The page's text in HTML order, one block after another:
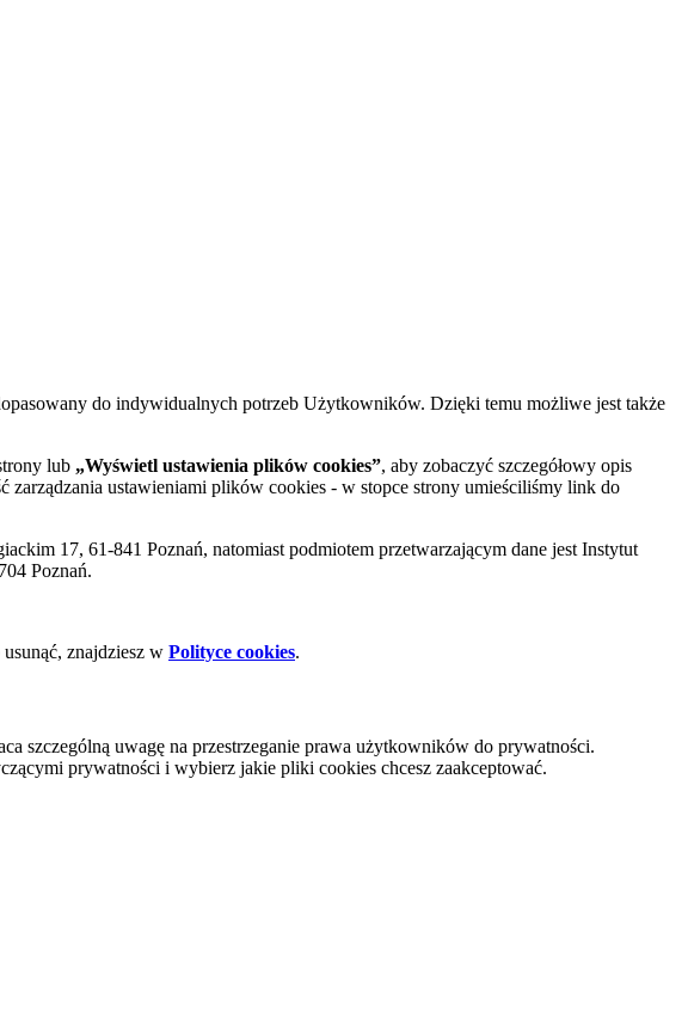
do indywidualnych potrzeb Użytkowników. Dzięki temu możliwe jest także
lub „Wyświetl ustawienia plików cookies”, aby zobaczyć szczegółowy opis
ustawieniami plików cookies - w stopce strony umieściliśmy link do
17, 61-841 Poznań, natomiast podmiotem przetwarzającym dane jest Instytut
Poznań.
znajdziesz w Polityce cookies.
szczególną uwagę na przestrzeganie prawa użytkowników do prywatności.
prywatności i wybierz jakie pliki cookies chcesz zaakceptować.